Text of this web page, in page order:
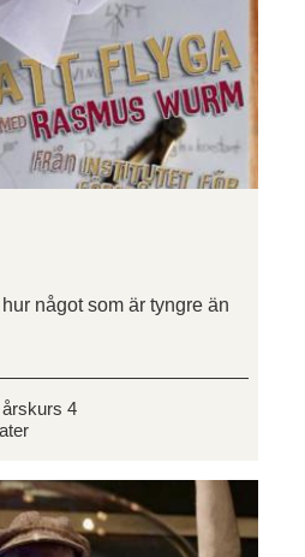
något som är tyngre än
årskurs 4